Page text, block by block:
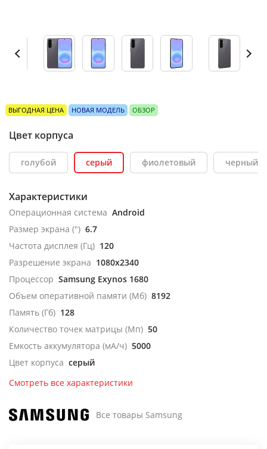
ВЫГОДНАЯ ЦЕНА НОВАЯ МОДЕЛЬ ОБЗОР
Цвет корпуса
голубой серый фиолетовый черный
Характеристики
Операционная система Android
Размер экрана (") 6.7
Частота дисплея (Гц) 120
Разрешение экрана 1080x2340
Процессор Samsung Exynos 1680
Объем оперативной памяти (Мб) 8192
Память (Гб) 128
Количество точек матрицы (Мп) 50
Емкость аккумулятора (мА/ч) 5000
Цвет корпуса серый
Смотреть все характеристики
Все товары Samsung